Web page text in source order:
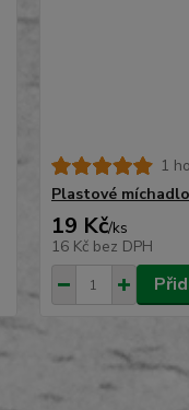
1
Plastové
19 Kč/ks
16 Kč bez DPH